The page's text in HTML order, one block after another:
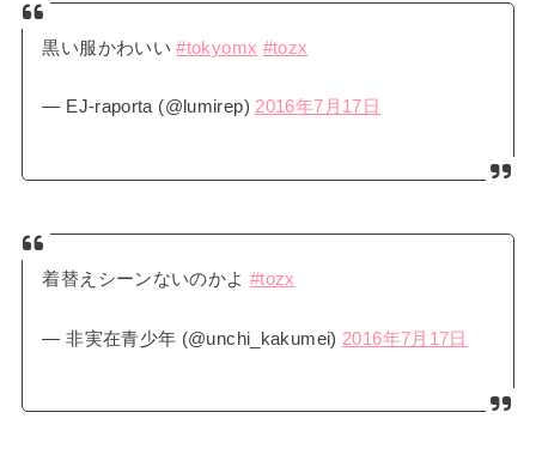
黒い服かわいい#tokyomx #tozx
— EJ-raporta (@lumirep)2016年7月17日
着替えシーンないのかよ #tozx
— 非実在青少年 (@unchi_kakumei) 2016年7月17日